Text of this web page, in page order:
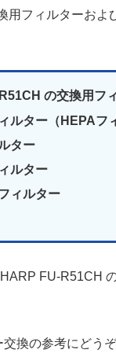
用フィルターおよ
の交換用フ
ルター（HEPAフ
ター
ルター
ィルター
FU-R51CH
換の参考にどうぞ